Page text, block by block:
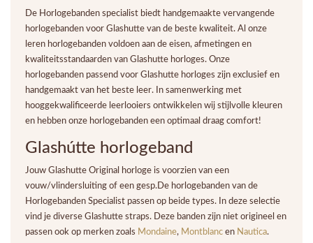
De Horlogebanden specialist biedt handgemaakte vervangende
horlogebanden voor Glashutte van de beste kwaliteit. Al onze
leren horlogebanden voldoen aan de eisen, afmetingen en
kwaliteitsstandaarden van Glashutte horloges. Onze
horlogebanden passend voor Glashutte horloges zijn exclusief en
handgemaakt van het beste leer. In samenwerking met
hooggekwalificeerde leerlooiers ontwikkelen wij stijlvolle kleuren
en hebben onze horlogebanden een optimaal draag comfort!
Glashútte horlogeband
Jouw Glashutte Original horloge is voorzien van een
vouw/vlindersluiting of een gesp.De horlogebanden van de
Horlogebanden Specialist passen op beide types. In deze selectie
vind je diverse Glashutte straps. Deze banden zijn niet origineel en
passen ook op merken zoals Mondaine, Montblanc en Nautica.